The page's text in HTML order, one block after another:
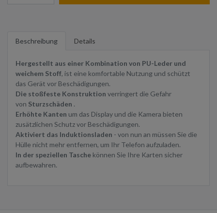
Beschreibung Details
Hergestellt aus einer Kombination von PU-Leder und
weichem Stoff, ist eine komfortable Nutzung und schützt
das Gerät vor Beschädigungen.
Die stoßfeste Konstruktion verringert die Gefahr
von Sturzschäden .
Erhöhte Kanten um das Display und die Kamera bieten
zusätzlichen Schutz vor Beschädigungen.
Aktiviert das Induktionsladen - von nun an müssen Sie die
Hülle nicht mehr entfernen, um Ihr Telefon aufzuladen.
In der speziellen Tasche können Sie Ihre Karten sicher
aufbewahren.